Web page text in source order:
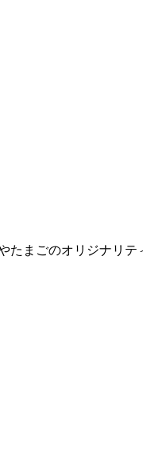
まごのオリジナリテ